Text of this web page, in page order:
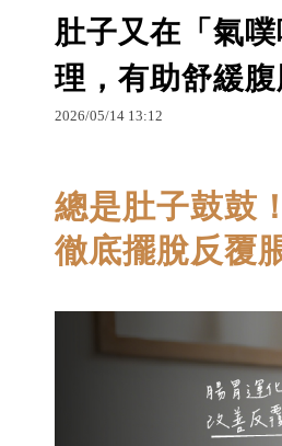
肚子又在「氣
理，有助舒緩腹
2026/05/14 13:12
總是肚子鼓鼓
徹底擺脫反覆